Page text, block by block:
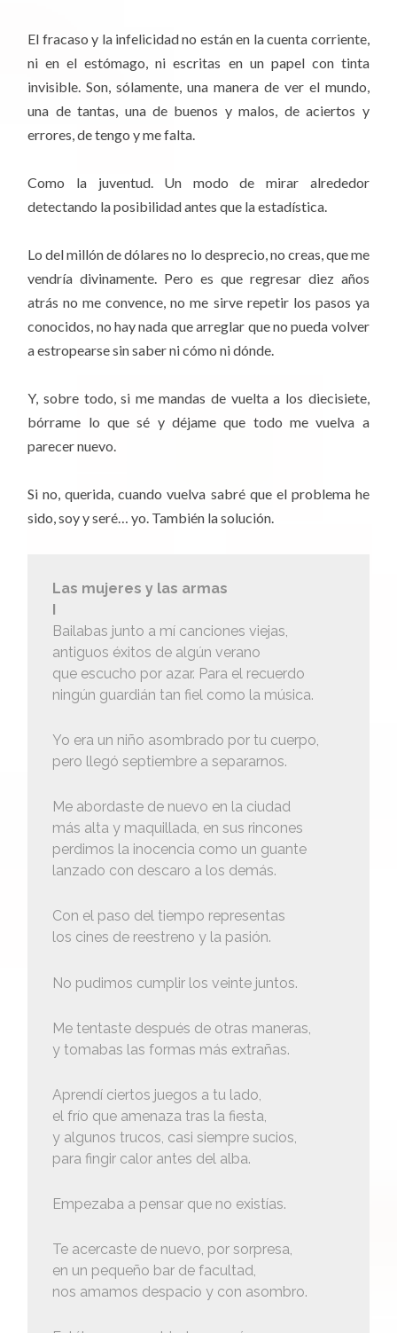
El fracaso y la infelicidad no están en la cuenta corriente,
ni en el estómago, ni escritas en un papel con tinta
invisible. Son, sólamente, una manera de ver el mundo,
una de tantas, una de buenos y malos, de aciertos y
errores, de tengo y me falta.
Como la juventud. Un modo de mirar alrededor
detectando la posibilidad antes que la estadística.
Lo del millón de dólares no lo desprecio, no creas, que me
vendría divinamente. Pero es que regresar diez años
atrás no me convence, no me sirve repetir los pasos ya
conocidos, no hay nada que arreglar que no pueda volver
a estropearse sin saber ni cómo ni dónde.
Y, sobre todo, si me mandas de vuelta a los diecisiete,
bórrame lo que sé y déjame que todo me vuelva a
parecer nuevo.
Si no, querida, cuando vuelva sabré que el problema he
sido, soy y seré… yo. También la solución.
Las mujeres y las armas
I
Bailabas junto a mí canciones viejas,
antiguos éxitos de algún verano
que escucho por azar. Para el recuerdo
ningún guardián tan fiel como la música.
Yo era un niño asombrado por tu cuerpo,
pero llegó septiembre a separarnos.
Me abordaste de nuevo en la ciudad
más alta y maquillada, en sus rincones
perdimos la inocencia como un guante
lanzado con descaro a los demás.
Con el paso del tiempo representas
los cines de reestreno y la pasión.
No pudimos cumplir los veinte juntos.
Me tentaste después de otras maneras,
y tomabas las formas más extrañas.
Aprendí ciertos juegos a tu lado,
el frío que amenaza tras la fiesta,
y algunos trucos, casi siempre sucios,
para fingir calor antes del alba.
Empezaba a pensar que no existías.
Te acercaste de nuevo, por sorpresa,
en un pequeño bar de facultad,
nos amamos despacio y con asombro.